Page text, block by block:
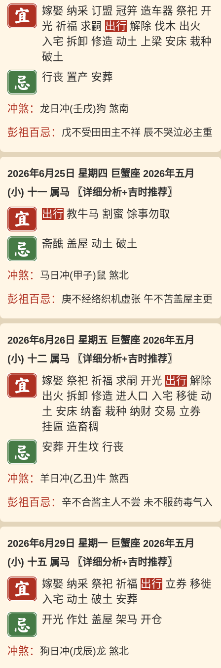
嫁娶 纳采 订盟 冠笄 造车器 祭祀 开
光 祈福 求嗣 出行 解除 伐木 出火
入宅 拆卸 修造 动土 上梁 安床 栽种
破土
行丧 置产 安葬
冲煞： 龙日冲(壬戌)狗 煞南
彭祖百忌： 戊不受田田主不祥 辰不哭泣必主重
2026年6月25日 星期四 巨蟹座 2026年五月
(小) 十一 属马
〖详细分析+吉时推荐〗
出行 教牛马 割蜜 馀事勿取
斋醮 盖屋 动土 破土
冲煞： 马日冲(甲子)鼠 煞北
彭祖百忌： 庚不经络织机虚张 午不苫盖屋主更
2026年6月26日 星期五 巨蟹座 2026年五月
(小) 十二 属马
〖详细分析+吉时推荐〗
嫁娶 祭祀 祈福 求嗣 开光 出行 解除
出火 拆卸 修造 进人口 入宅 移徙 动
土 安床 纳畜 栽种 纳财 交易 立券
挂匾 造畜稠
安葬 开生坟 行丧
冲煞： 羊日冲(乙丑)牛 煞西
彭祖百忌： 辛不合酱主人不尝 未不服药毒气入
2026年6月29日 星期一 巨蟹座 2026年五月
(小) 十五 属马
〖详细分析+吉时推荐〗
嫁娶 纳采 祭祀 祈福 出行 立券 移徙
入宅 动土 破土 安葬
开光 作灶 盖屋 架马 开仓
冲煞： 狗日冲(戊辰)龙 煞北